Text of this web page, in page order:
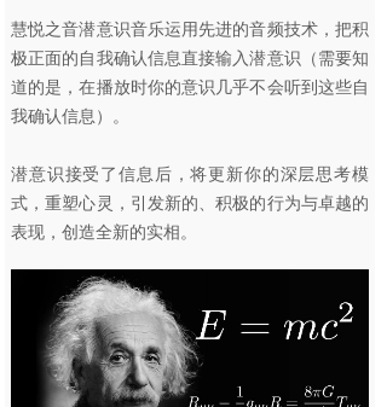
慧悦之音潜意识音乐运用先进的音频技术，把积
极正面的自我确认信息直接输入潜意识（需要知
道的是，在播放时你的意识几乎不会听到这些自
我确认信息）。
潜意识接受了信息后，将更新你的深层思考模
式，重塑心灵，引发新的、积极的行为与卓越的
表现，创造全新的实相。